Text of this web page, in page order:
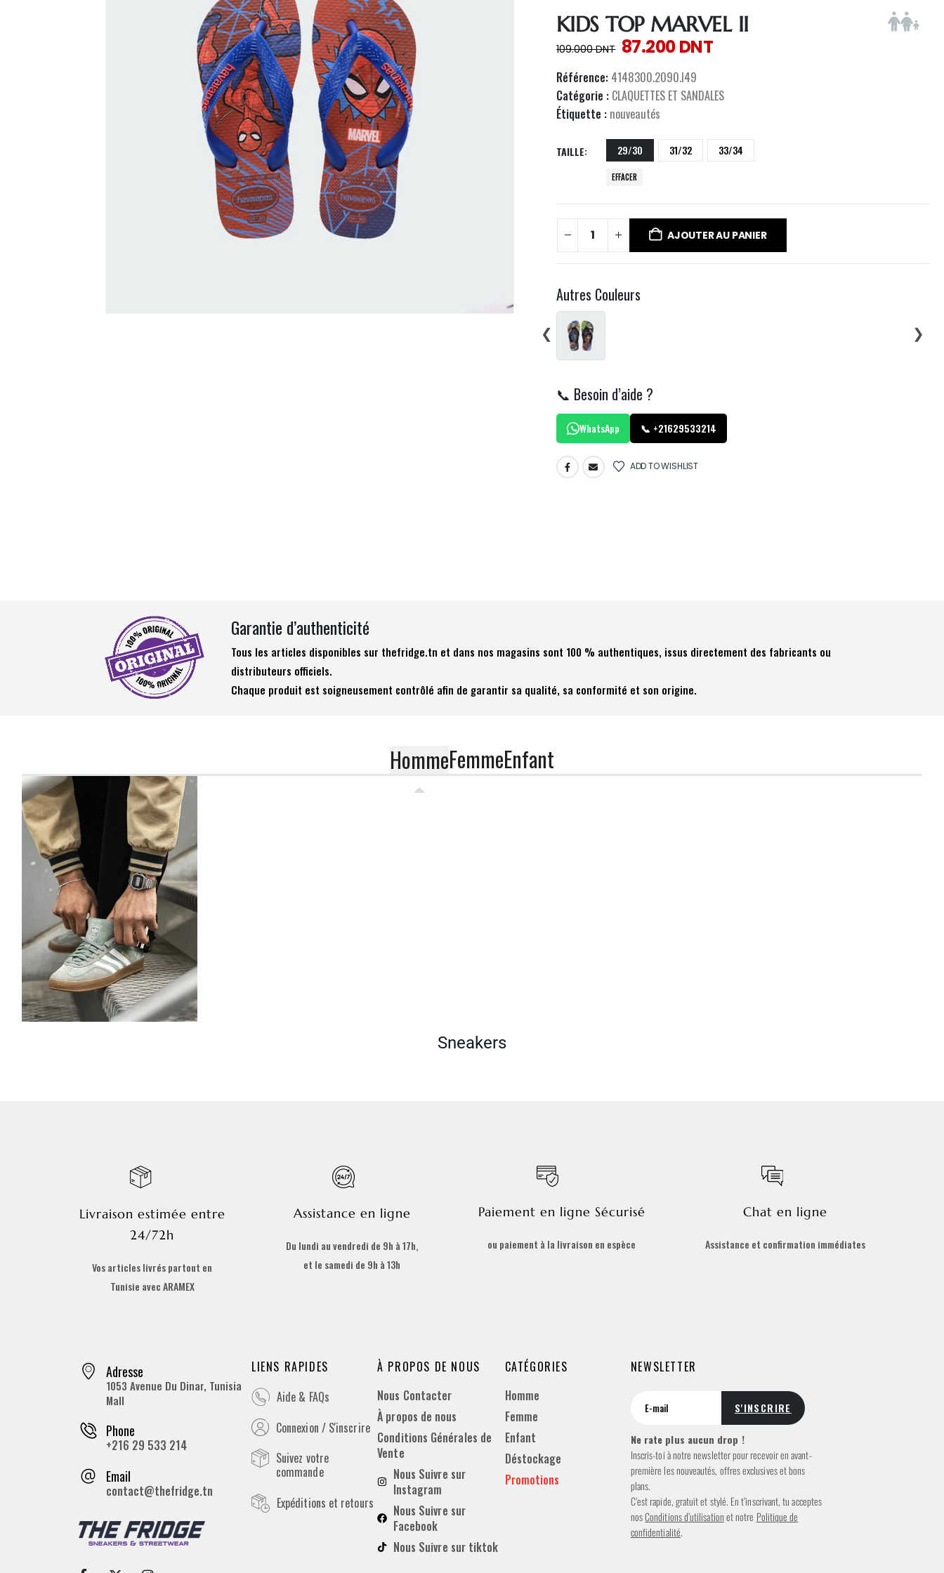
KIDS TOP MARVEL II
109.000DNT 87.200DNT
Référence: 4148300.2090.I49
Catégorie : CLAQUETTES ET SANDALES
Étiquette : nouveautés
TAILLE 29/30 31/32 33/34
EFFACER
AJOUTER AU PANIER
Autres Couleurs
❮
❯
📞 Besoin d’aide ?
WhatsApp 📞 +21629533214
ADD TO WISHLIST
Garantie d’authenticité
Tous les articles disponibles sur thefridge.tn et dans nos magasins sont 100 % authentiques, issus directement des fabricants ou
distributeurs officiels.
Chaque produit est soigneusement contrôlé afin de garantir sa qualité, sa conformité et son origine.
HommeFemmeEnfant
Sneakers
Livraison estimée entre
24/72h
Vos articles livrés partout en
Tunisie avec ARAMEX
Assistance en ligne
Du lundi au vendredi de 9h à 17h,
et le samedi de 9h à 13h
Paiement en ligne Sécurisé
ou paiement à la livraison en espèce
Chat en ligne
Assistance et confirmation immédiates
Adresse
1053 Avenue Du Dinar, Tunisia
Mall
Phone
+216 29 533 214
Email
contact@thefridge.tn
LIENS RAPIDES
Aide & FAQs
Connexion / S'inscrire
Suivez votre
commande
Expéditions et retours
À PROPOS DE NOUS
Nous Contacter
À propos de nous
Conditions Générales de
Vente
Nous Suivre sur
Instagram
Nous Suivre sur
Facebook
Nous Suivre sur tiktok
CATÉGORIES
Homme
Femme
Enfant
Déstockage
Promotions
NEWSLETTER
Ne rate plus aucun drop !
Inscris-toi à notre newsletter pour recevoir en avant-
première les nouveautés, offres exclusives et bons
plans.
C’est rapide, gratuit et stylé. En t’inscrivant, tu acceptes
nosConditions d’utilisationet notre Politique de
confidentialité.